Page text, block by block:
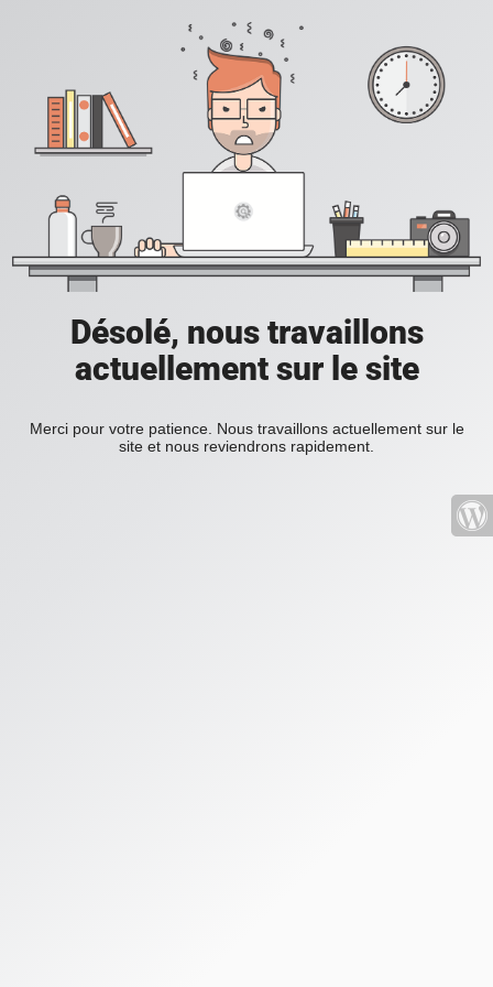
Désolé, nous travaillons
actuellement sur le site
Merci pour votre patience. Nous travaillons actuellement sur le
site et nous reviendrons rapidement.